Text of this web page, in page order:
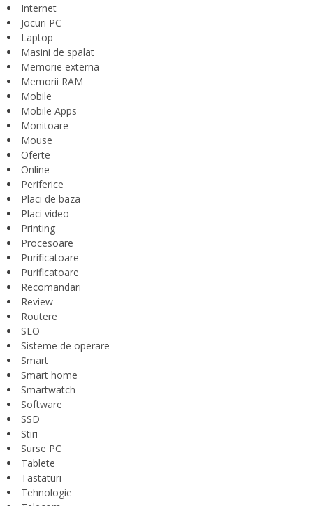
Internet
Jocuri PC
Laptop
Masini de spalat
Memorie externa
Memorii RAM
Mobile
Mobile Apps
Monitoare
Mouse
Oferte
Online
Periferice
Placi de baza
Placi video
Printing
Procesoare
Purificatoare
Purificatoare
Recomandari
Review
Routere
SEO
Sisteme de operare
Smart
Smart home
Smartwatch
Software
SSD
Stiri
Surse PC
Tablete
Tastaturi
Tehnologie